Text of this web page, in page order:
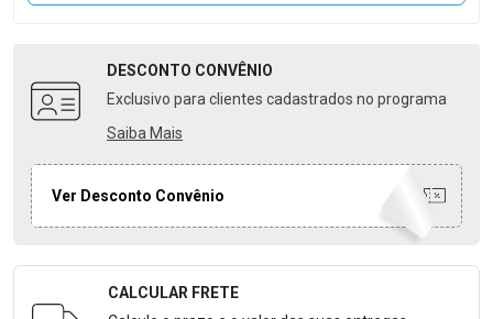
DESCONTO CONVÊNIO
Exclusivo para clientes cadastrados no programa
Saiba Mais
Ver Desconto Convênio
Formulário para Calcular o Frete
CALCULAR FRETE